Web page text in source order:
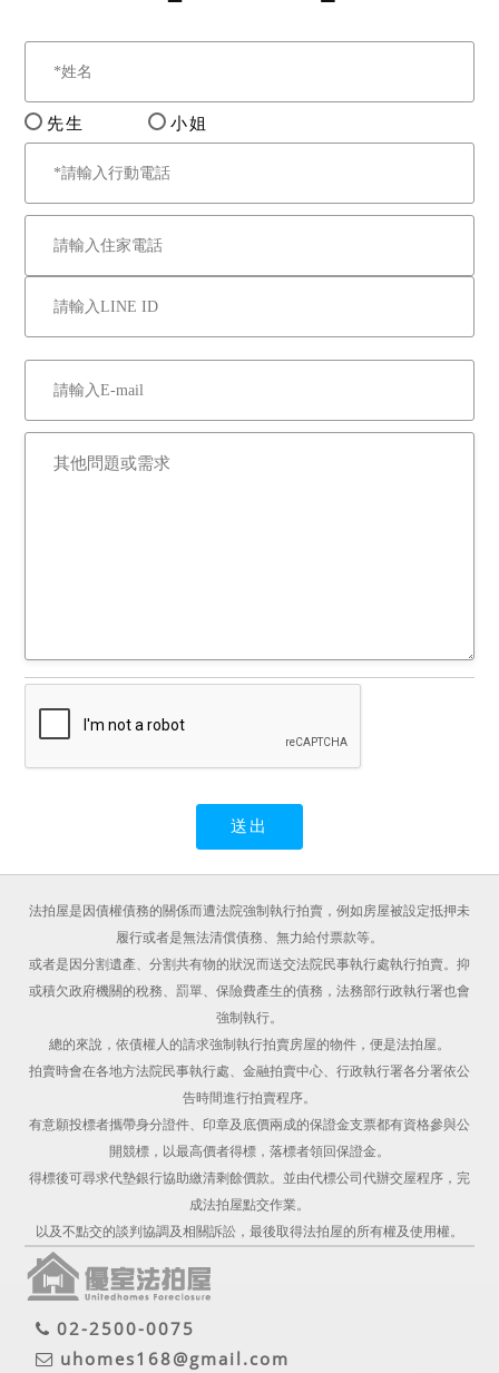
先生 小姐
法拍屋是因債權債務的關係而遭法院強制執行拍賣，例如房屋被設定抵押未
履行或者是無法清償債務、無力給付票款等。
或者是因分割遺產、分割共有物的狀況而送交法院民事執行處執行拍賣。抑
或積欠政府機關的稅務、罰單、保險費產生的債務，法務部行政執行署也會
強制執行。
總的來說，依債權人的請求強制執行拍賣房屋的物件，便是法拍屋。
拍賣時會在各地方法院民事執行處、金融拍賣中心、行政執行署各分署依公
告時間進行拍賣程序。
有意願投標者攜帶身分證件、印章及底價兩成的保證金支票都有資格參與公
開競標，以最高價者得標，落標者領回保證金。
得標後可尋求代墊銀行協助繳清剩餘價款。並由代標公司代辦交屋程序，完
成法拍屋點交作業。
以及不點交的談判協調及相關訴訟，最後取得法拍屋的所有權及使用權。
02-2500-0075
uhomes168@gmail.com